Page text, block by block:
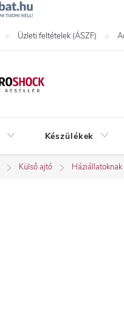
Üzleti feltételek (ÁSZF)
Készülékek
Külső ajtó Háziállatoknak